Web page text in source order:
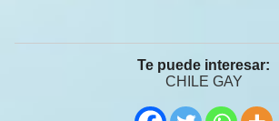
Te puede interesar:
CHILE GAY